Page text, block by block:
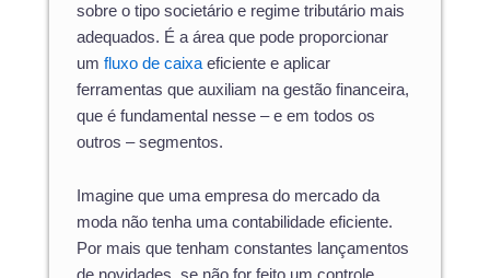
sobre o tipo societário e regime tributário mais
adequados. É a área que pode proporcionar
um fluxo de caixa eficiente e aplicar
ferramentas que auxiliam na gestão financeira,
que é fundamental nesse – e em todos os
outros – segmentos.
Imagine que uma empresa do mercado da
moda não tenha uma contabilidade eficiente.
Por mais que tenham constantes lançamentos